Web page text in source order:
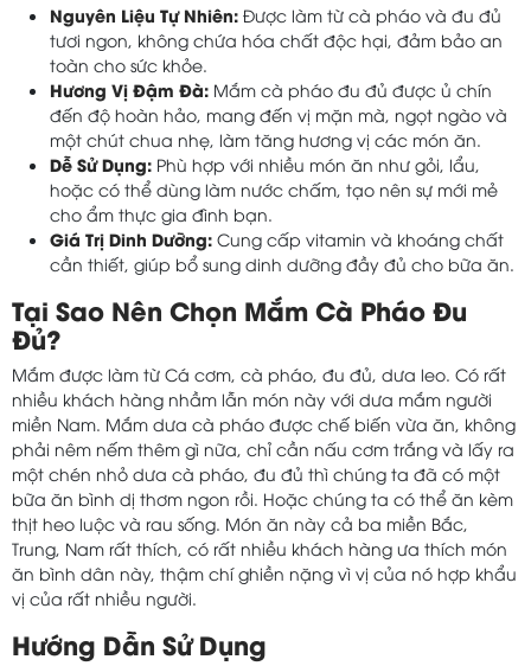
Nguyên Liệu Tự Nhiên: Được làm từ cà pháo và đu đủ
tươi ngon, không chứa hóa chất độc hại, đảm bảo an
toàn cho sức khỏe.
Hương Vị Đậm Đà: Mắm cà pháo đu đủ được ủ chín
đến độ hoàn hảo, mang đến vị mặn mà, ngọt ngào và
một chút chua nhẹ, làm tăng hương vị các món ăn.
Dễ Sử Dụng: Phù hợp với nhiều món ăn như gỏi, lẩu,
hoặc có thể dùng làm nước chấm, tạo nên sự mới mẻ
cho ẩm thực gia đình bạn.
Giá Trị Dinh Dưỡng: Cung cấp vitamin và khoáng chất
cần thiết, giúp bổ sung dinh dưỡng đầy đủ cho bữa ăn.
Tại Sao Nên Chọn Mắm Cà Pháo Đu
Đủ?
Mắm được làm từ Cá cơm, cà pháo, đu đủ, dưa leo. Có rất
nhiều khách hàng nhầm lẫn món này với dưa mắm người
miền Nam. Mắm dưa cà pháo được chế biến vừa ăn, không
phải nêm nếm thêm gì nữa, chỉ cần nấu cơm trắng và lấy ra
một chén nhỏ dưa cà pháo, đu đủ thì chúng ta đã có một
bữa ăn bình dị thơm ngon rồi. Hoặc chúng ta có thể ăn kèm
thịt heo luộc và rau sống. Món ăn này cả ba miền Bắc,
Trung, Nam rất thích, có rất nhiều khách hàng ưa thích món
ăn bình dân này, thậm chí ghiền nặng vì vị của nó hợp khẩu
vị của rất nhiều người.
Hướng Dẫn Sử Dụng